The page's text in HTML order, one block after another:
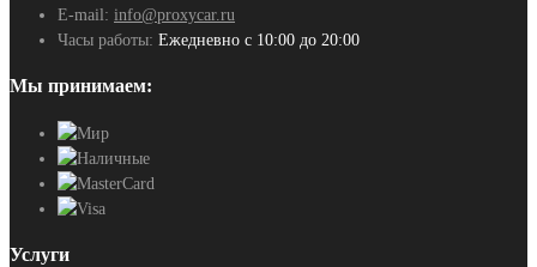
E-mail: info@proxycar.ru
Часы работы: Ежедневно с 10:00 до 20:00
Мы принимаем:
Услуги